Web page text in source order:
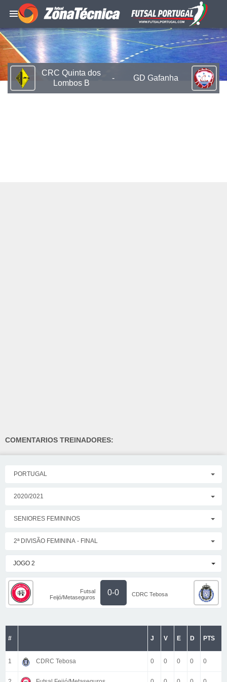
CRC Quinta dos
Lombos B
- GD Gafanha
COMENTARIOS TREINADORES:
PORTUGAL
2020/2021
SENIORES FEMININOS
2ª DIVISÃO FEMININA - FINAL
JOGO 2
Futsal
Feijó/Metaseguros
0-0 CDRC Tebosa
# J V E D PTS
1 CDRC Tebosa 0 0 0 0 0